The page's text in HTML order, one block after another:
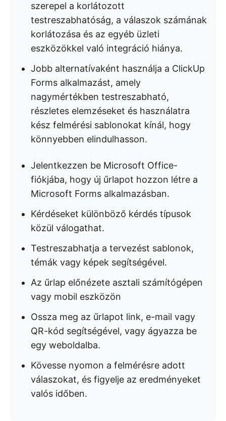
szerepel a korlátozott
testreszabhatóság, a válaszok számának
korlátozása és az egyéb üzleti
eszközökkel való integráció hiánya.
Jobb alternatívaként használja a ClickUp
Forms alkalmazást, amely
nagymértékben testreszabható,
részletes elemzéseket és használatra
kész felmérési sablonokat kínál, hogy
könnyebben elindulhasson.
Jelentkezzen be Microsoft Office-
fiókjába, hogy új űrlapot hozzon létre a
Microsoft Forms alkalmazásban.
Kérdéseket különböző kérdés típusok
közül válogathat.
Testreszabhatja a tervezést sablonok,
témák vagy képek segítségével.
Az űrlap előnézete asztali számítógépen
vagy mobil eszközön
Ossza meg az űrlapot link, e-mail vagy
QR-kód segítségével, vagy ágyazza be
egy weboldalba.
Kövesse nyomon a felmérésre adott
válaszokat, és figyelje az eredményeket
valós időben.